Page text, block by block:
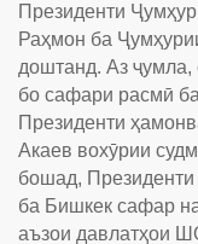
Президенти
Раҳмон ба
доштанд. Аз
бо сафари расмӣ
Президенти
Акаев вохӯрии
бошад, Президенти
ба Бишкек сафар
аъзои давлатҳои